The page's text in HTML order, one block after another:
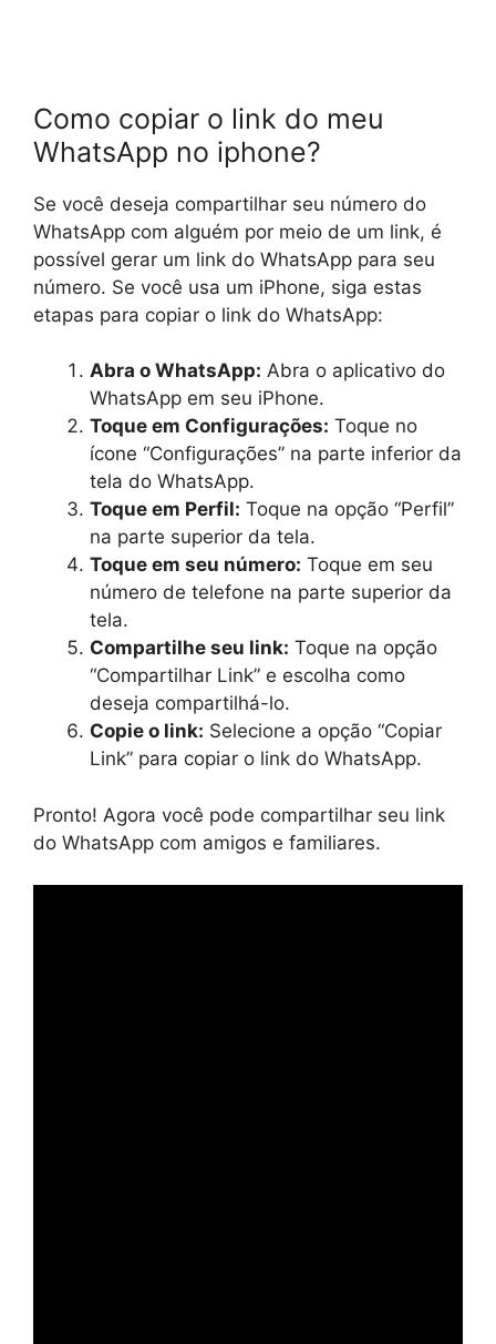
Como copiar o link do meu
WhatsApp no iphone?
Se você deseja compartilhar seu número do
WhatsApp com alguém por meio de um link, é
possível gerar um link do WhatsApp para seu
número. Se você usa um iPhone, siga estas
etapas para copiar o link do WhatsApp:
Abra o WhatsApp: Abra o aplicativo do
WhatsApp em seu iPhone.
Toque em Configurações: Toque no
ícone “Configurações” na parte inferior da
tela do WhatsApp.
Toque em Perfil: Toque na opção “Perfil”
na parte superior da tela.
Toque em seu número: Toque em seu
número de telefone na parte superior da
tela.
Compartilhe seu link: Toque na opção
“Compartilhar Link” e escolha como
deseja compartilhá-lo.
Copie o link: Selecione a opção “Copiar
Link” para copiar o link do WhatsApp.
Pronto! Agora você pode compartilhar seu link
do WhatsApp com amigos e familiares.